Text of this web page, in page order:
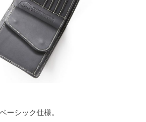
ーシック仕様。